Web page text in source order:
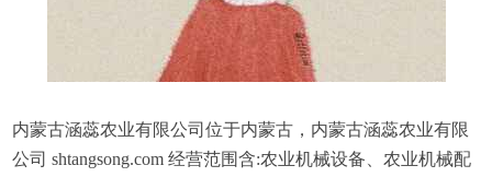
内蒙古涵蕊农业有限公司位于内蒙古，内蒙古涵蕊农业有限
公司 shtangsong.com 经营范围含:农业机械设备、农业机械配